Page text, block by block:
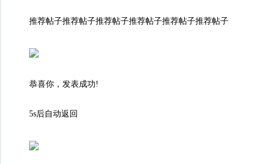
推荐帖子推荐帖子推荐帖子推荐帖子推荐帖子推荐帖子
恭喜你，发表成功!
5s后自动返回